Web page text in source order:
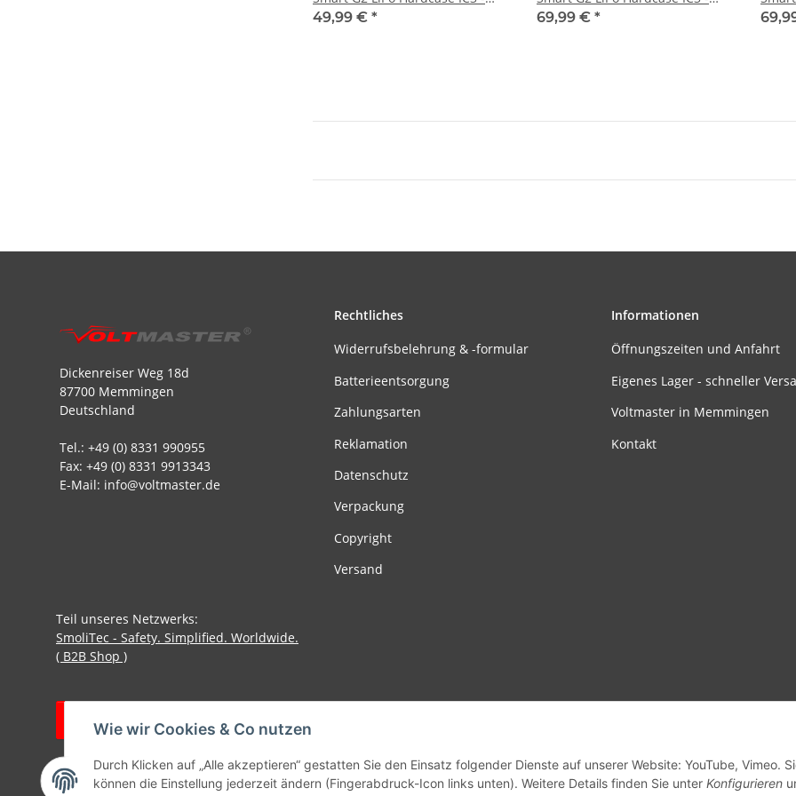
Wie wir Cookies & Co nutzen
Durch Klicken auf „Alle akzeptieren“ gestatten Sie den Einsatz folgender Dienste auf unserer Website: YouTube, Vimeo.
können die Einstellung jederzeit ändern (Fingerabdruck-Icon links unten). Weitere Details finden Sie unter Konfigurieren
30C
49,99 € *
30C
69,99 € *
30C
Dickenreiser Weg 18d
87700 Memmingen
Deutschland
Tel.: +49 (0) 8331 990955
Fax: +49 (0) 8331 9913343
E-Mail: info@voltmaster.de
Rechtliches
Widerrufsbelehrung & -formular
Batterieentsorgung
Zahlungsarten
Reklamation
Datenschutz
Verpackung
Copyright
Versand
Informationen
Öffnungszeiten und Anfahrt
Eigenes Lager - schneller
Voltmaster in Memmingen
Kontakt
Teil unseres Netzwerks:
SmoliTec - Safety. Simplified. Worldwide.
( B2B Shop )
Vertrag widerrufen